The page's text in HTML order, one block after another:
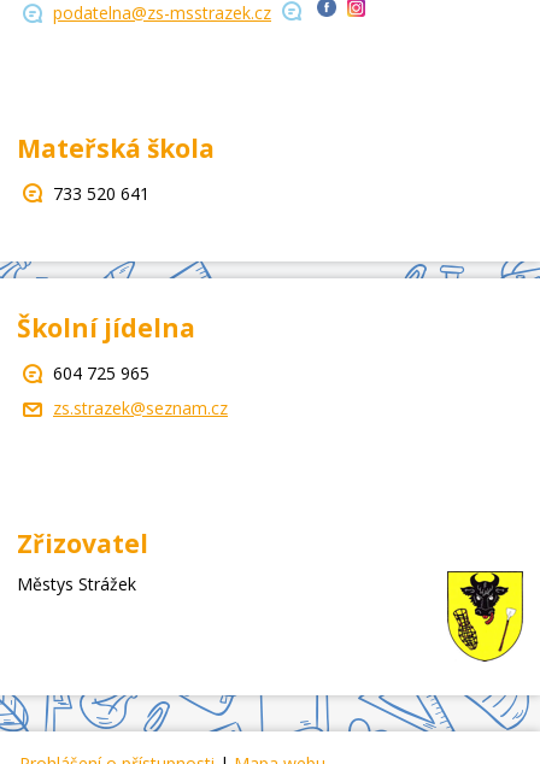
podatelna@zs-msstrazek.cz
Mateřská škola
733 520 641
Školní jídelna
604 725 965
zs.strazek@seznam.cz
Zřizovatel
Městys Strážek